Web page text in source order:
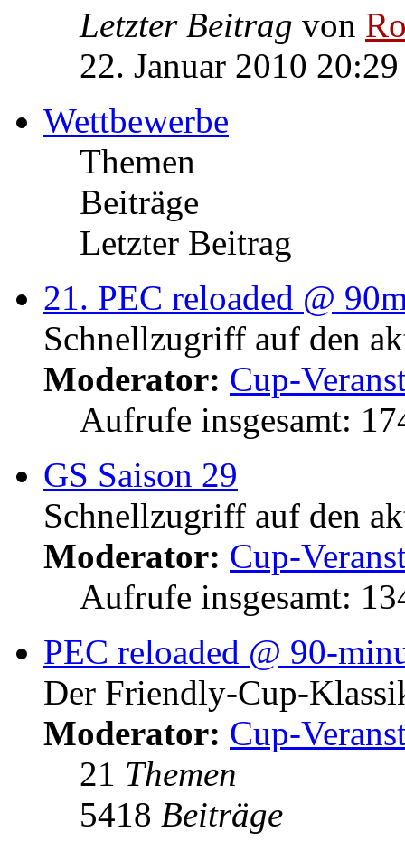
Letzter Beitrag von
22. Januar 2010 20:29
Wettbewerbe
Themen
Beiträge
Letzter Beitrag
21. PEC reloaded @
Schnellzugriff auf den
Moderator: Cup-
Aufrufe insgesamt:
GS Saison 29
Schnellzugriff auf den
Moderator: Cup-
Aufrufe insgesamt:
PEC reloaded @ 90-
Der Friendly-Cup-
Moderator: Cup-
21 Themen
5418 Beiträge